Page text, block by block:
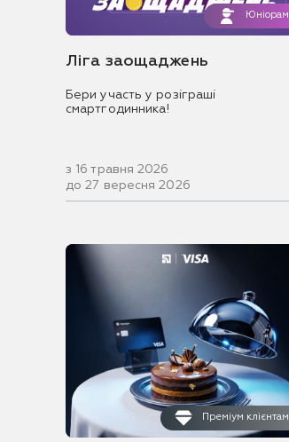
Юніорам
Ліга заощаджень
Бери участь у розіграші
смартгодинника!
з 16 травня 2026
до 27 вересня 2026
Преміум клієнтам